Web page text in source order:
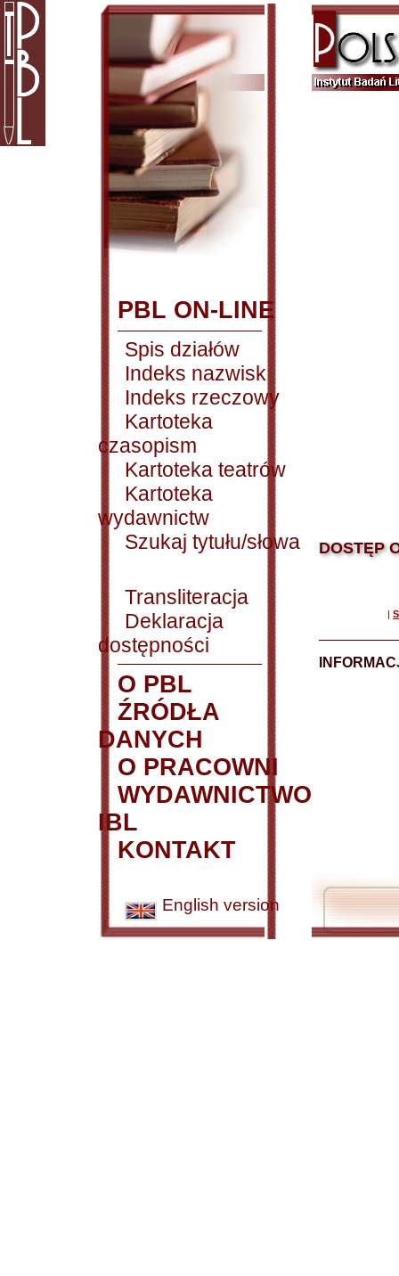
PBL ON-LINE
Spis działów
Indeks nazwisk
Indeks rzeczowy
Kartoteka
czasopism
Kartoteka teatrów
Kartoteka
wydawnictw
Szukaj tytułu/słowa
Transliteracja
Deklaracja
dostępności
O PBL
ŹRÓDŁA
DANYCH
O PRACOWNI
WYDAWNICTWO
IBL
KONTAKT
English version
DOSTĘP
|